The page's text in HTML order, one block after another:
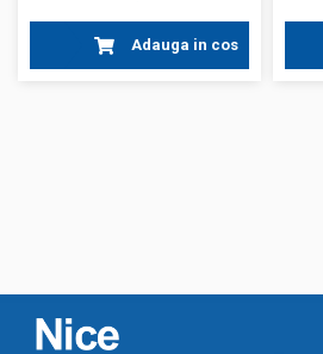
Adauga in cos